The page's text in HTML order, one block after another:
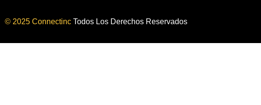
© 2025 Connectinc Todos Los Derechos Reservados